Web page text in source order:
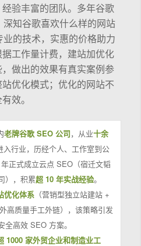
验丰富的团队。多年谷歌
知谷歌喜欢什么样的网站
的技术，实惠的价格助力
工作量计费，建站加优化
做出的效果有真实案例参
优化模式；优化的网站不
效。
老牌谷歌 SEO 公司，从业十余
行业，历经个人、工作室到公
正式成立云点 SEO（宿迁文韬
），积累超 10 年实战经验。
优化体系（营销型独立站建站 +
高质量手工外链），该策略引发
高效 SEO 方案。
1000 家外贸企业和制造业工